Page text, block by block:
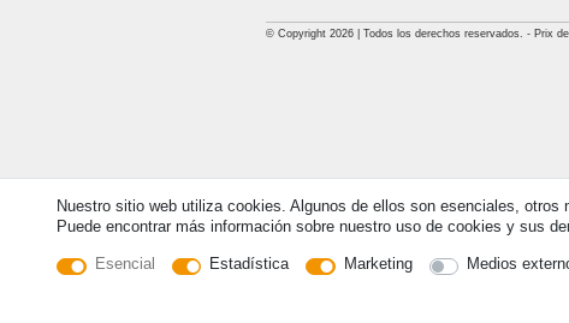
© Copyright 2026 | Todos los derechos reservados. - Prix
Nuestro sitio web utiliza cookies. Algunos de ellos son esenciales,
Puede encontrar más información sobre nuestro uso de cookies y sus
Esencial Estadística Marketing Medios